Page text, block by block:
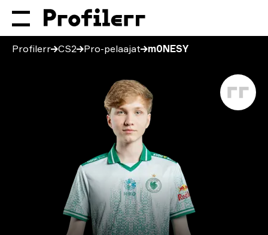
Profilerr CS2 Pro-pelaajat m0NESY